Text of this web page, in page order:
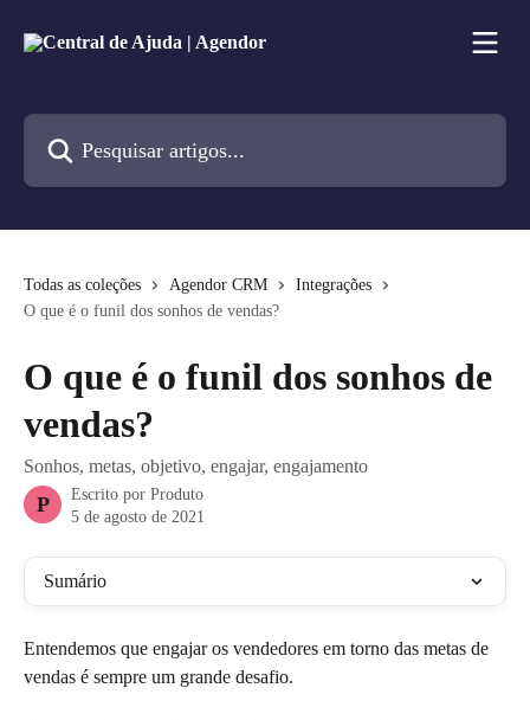
Todas as coleções Agendor CRM
Integrações
O que é o funil dos sonhos de vendas?
O que é o funil dos sonhos de
vendas?
Sonhos, metas, objetivo, engajar, engajamento
P Escrito por Produto
5 de agosto de 2021
Sumário
Entendemos que engajar os vendedores em torno das metas de
vendas é sempre um grande desafio.